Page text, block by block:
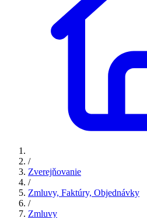
/
Zverejňovanie
/
Zmluvy, Faktúry, Objednávky
/
Zmluvy